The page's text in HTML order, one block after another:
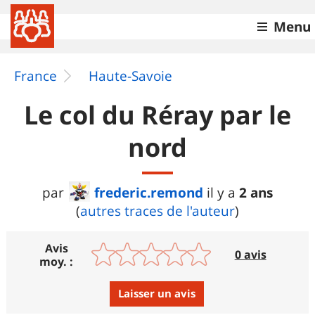
Menu
France Haute-Savoie
Le col du Réray par le
nord
par frederic.remond il y a 2 ans
(autres traces de l'auteur)
Avis
moy. :
0 avis
Laisser un avis